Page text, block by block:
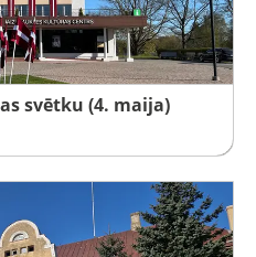
svētku (4. maija)